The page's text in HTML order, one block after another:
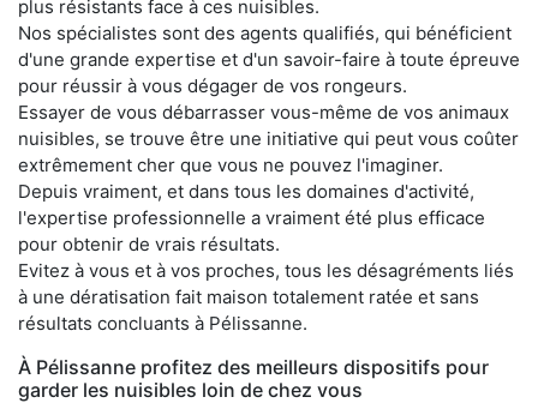
plus résistants face à ces nuisibles.
Nos spécialistes sont des agents qualifiés, qui bénéficient
d'une grande expertise et d'un savoir-faire à toute épreuve
pour réussir à vous dégager de vos rongeurs.
Essayer de vous débarrasser vous-même de vos animaux
nuisibles, se trouve être une initiative qui peut vous coûter
extrêmement cher que vous ne pouvez l'imaginer.
Depuis vraiment, et dans tous les domaines d'activité,
l'expertise professionnelle a vraiment été plus efficace
pour obtenir de vrais résultats.
Evitez à vous et à vos proches, tous les désagréments liés
à une dératisation fait maison totalement ratée et sans
résultats concluants à Pélissanne.
À Pélissanne profitez des meilleurs dispositifs pour
garder les nuisibles loin de chez vous